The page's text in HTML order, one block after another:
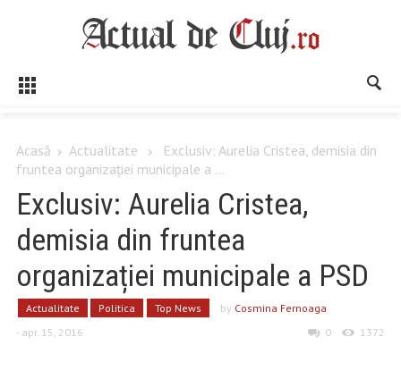
Acasă Actualitate
Exclusiv: Aurelia Cristea, demisia din
fruntea organizației municipale a ...
Exclusiv: Aurelia Cristea,
demisia din fruntea
organizației municipale a PSD
Actualitate Politica Top News by Cosmina Fernoaga
- apr. 15, 2016
0 1372